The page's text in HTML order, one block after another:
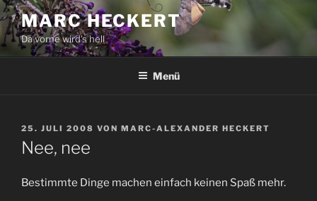
Zum
Inhalt
springen
MARC HECKERT
Da vorne wird's hell
Menü
VERÖFFENTLICHT
AM
25. JULI 2008 VON MARC-ALEXANDER HECKERT
Nee, nee
Bestimmte Dinge machen einfach keinen Spaß mehr.